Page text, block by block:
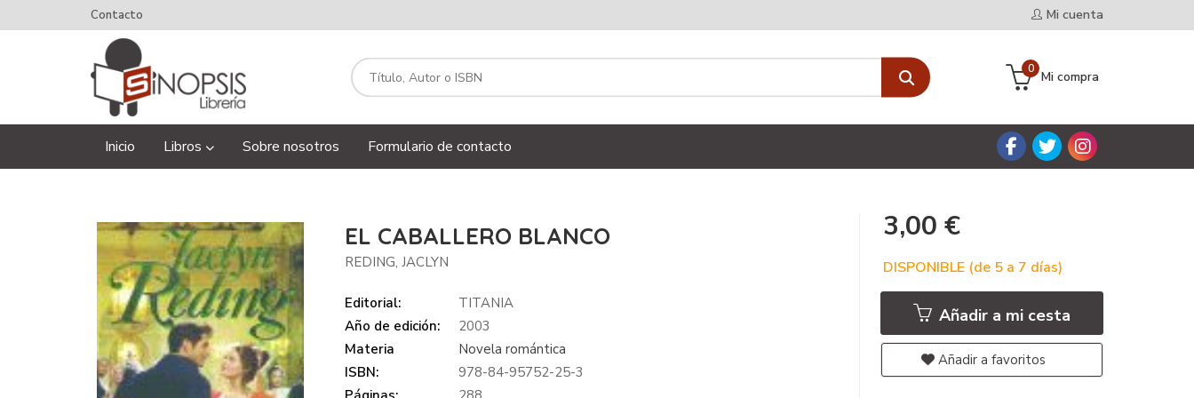
Mi cuenta
Contacto
Mi compra
0
Inicio Libros Sobre nosotros Formulario de contacto
EL CABALLERO BLANCO
REDING, JACLYN
Editorial:
TITANIA
Año de edición:
2003
Materia
Novela romántica
ISBN:
978-84-95752-25-3
3,00 €
DISPONIBLE (de 5 a 7 días)
Añadir a mi cesta
Añadir a favoritos